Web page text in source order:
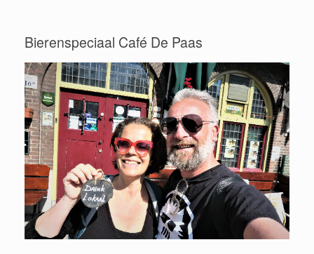
Bierenspeciaal Café De Paas